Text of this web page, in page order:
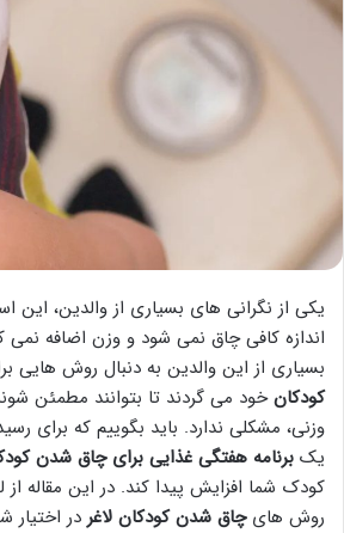
یکی از نگرانی های بسیاری از والدین، این
اندازه کافی چاق نمی شود و وزن اضافه نمی
بسیاری از این والدین به دنبال روش هایی
کودکانخود می گردند تا بتوانند مطمئن
وزنی، مشکلی ندارد. باید بگوییم که برای
یک برنامه هفتگی غذایی برای چاق شدن
کودک شما افزایش پیدا کند. در این مقاله از
روش هایچاق شدن کودکان لاغر در اختیار